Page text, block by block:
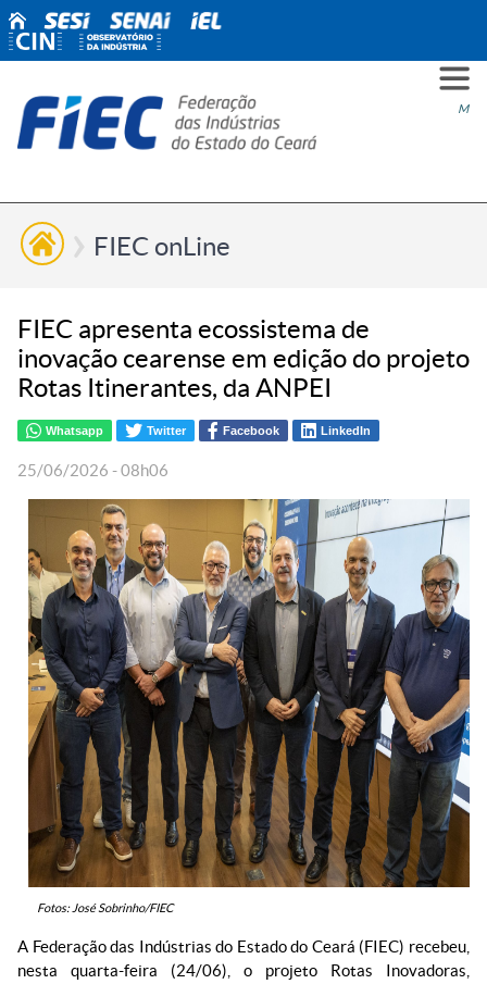
Menu
VOCÊ
ESG
NÓS
FIEC onLine
FIEC apresenta ecossistema de
inovação cearense em edição do projeto
Rotas Itinerantes, da ANPEI
Whatsapp Twitter Facebook LinkedIn
25/06/2026 - 08h06
Fotos: José Sobrinho/FIEC
A Federação das Indústrias do Estado do Ceará (FIEC) recebeu,
nesta quarta-feira (24/06), o projeto Rotas Inovadoras,